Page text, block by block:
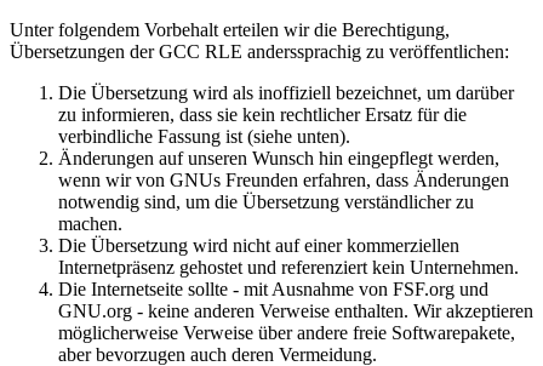
Unter folgendem Vorbehalt erteilen wir die Berechtigung,
Übersetzungen der GCC RLE anderssprachig zu veröffentlichen:
Die Übersetzung wird als inoffiziell bezeichnet, um darüber
zu informieren, dass sie kein rechtlicher Ersatz für die
verbindliche Fassung ist (siehe unten).
Änderungen auf unseren Wunsch hin eingepflegt werden,
wenn wir von GNUs Freunden erfahren, dass Änderungen
notwendig sind, um die Übersetzung verständlicher zu
machen.
Die Übersetzung wird nicht auf einer kommerziellen
Internetpräsenz gehostet und referenziert kein Unternehmen.
Die Internetseite sollte ‑ mit Ausnahme von FSF.org und
GNU.org ‑ keine anderen Verweise enthalten. Wir akzeptieren
möglicherweise Verweise über andere freie Softwarepakete,
aber bevorzugen auch deren Vermeidung.